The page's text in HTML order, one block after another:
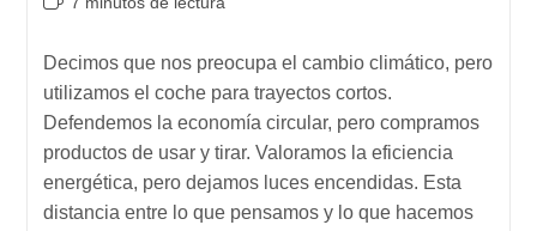
lectura:
Decimos que nos preocupa el cambio climático, pero
utilizamos el coche para trayectos cortos.
Defendemos la economía circular, pero compramos
productos de usar y tirar. Valoramos la eficiencia
energética, pero dejamos luces encendidas. Esta
distancia entre lo que pensamos y lo que hacemos